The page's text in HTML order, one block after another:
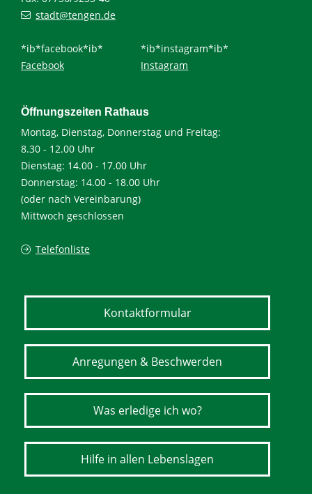
stadt@tengen.de
*ib*facebook*ib*
Facebook
*ib*instagram*ib*
Instagram
Öffnungszeiten Rathaus
Montag, Dienstag, Donnerstag und Freitag:
8.30 - 12.00 Uhr
Dienstag: 14.00 - 17.00 Uhr
Donnerstag: 14.00 - 18.00 Uhr
(oder nach Vereinbarung)
Mittwoch geschlossen
Telefonliste
Kontaktformular
Anregungen & Beschwerden
Was erledige ich wo?
Hilfe in allen Lebenslagen